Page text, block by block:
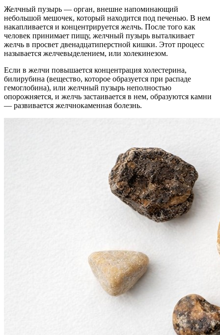
Желчный пузырь — орган, внешне напоминающий
небольшой мешочек, который находится под печенью. В нем
накапливается и концентрируется желчь. После того как
человек принимает пищу, желчный пузырь выталкивает
желчь в просвет двенадцатиперстной кишки. Этот процесс
называется желчевыделением, или холекинезом.
Если в желчи повышается концентрация холестерина,
билирубина (вещество, которое образуется при распаде
гемоглобина), или желчный пузырь неполностью
опорожняется, и желчь застаивается в нем, образуются камни
— развивается желчнокаменная болезнь.